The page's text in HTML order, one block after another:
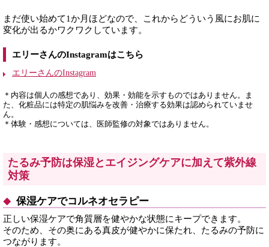
まだ使い始めて1か月ほどなので、これからどういう風にお肌に
変化が出るかワクワクしています。
エリーさんのInstagramはこちら
エリーさんのInstagram
＊内容は個人の感想であり、効果・効能を示すものではありません。ま
た、化粧品には特定の肌悩みを改善・治療する効果は認められていませ
ん。
＊体験・感想については、医師監修の対象ではありません。
たるみ予防は保湿とエイジングケアに加えて紫外線
対策
保湿ケアでコルネオセラピー
正しい保湿ケアで角質層を健やかな状態にキープできます。
そのため、その奥にある真皮が健やかに保たれ、たるみの予防に
つながります。